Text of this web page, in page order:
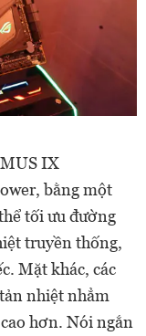
IX
bằng một
tối ưu đường
truyền thống,
Mặt khác, các
nhiệt nhẳm
hơn. Nói ngắn